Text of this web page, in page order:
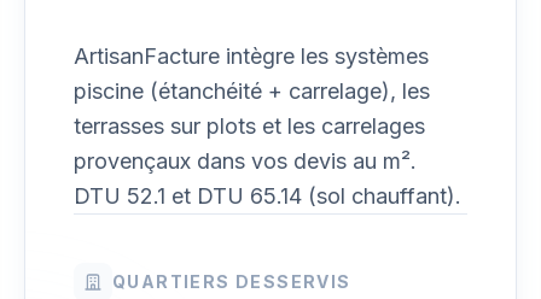
ArtisanFacture intègre les systèmes
piscine (étanchéité + carrelage), les
terrasses sur plots et les carrelages
provençaux dans vos devis au m².
DTU 52.1 et DTU 65.14 (sol chauffant).
QUARTIERS DESSERVIS